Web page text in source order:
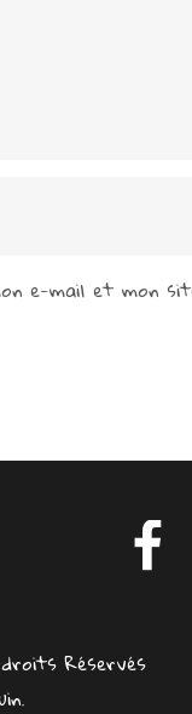
e-mail et mon
Réservés